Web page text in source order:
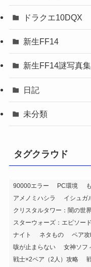
ドラクエ10DQX
新生FF14
新生FF14謎写真集
日記
未分類
タグクラウド
90000エラー PC環境
アメノミハシラ
イシュガ
クリスタルタワー：闇の世
スターウォーズ：エピソー
ナイト
ネタもの ペア
咳が止まらない
女神ソフ
戦士×2ペア（2人）攻略